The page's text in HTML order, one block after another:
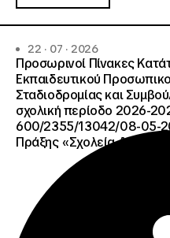
22 · 07 · 2026
Προσωρινοί Πίνακες
Εκπαιδευτικού
Σταδιοδρομίας και
σχολική περίοδο 2026-
600/2355/13042/08-05-
Πράξης «Σχολεία